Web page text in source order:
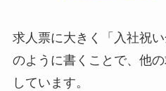
求人票に大きく「入社祝
のように書くことで、他
しています。